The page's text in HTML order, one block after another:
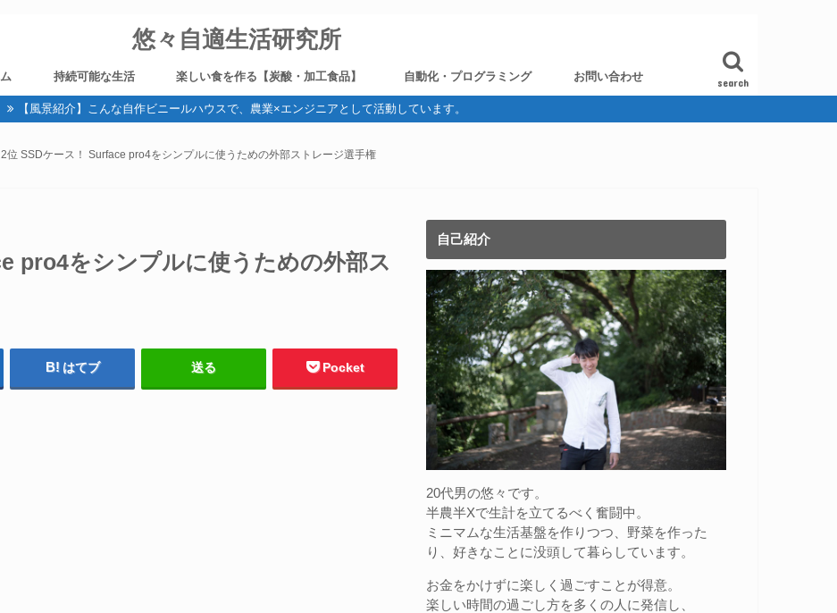
悠々自適生活研究所
search
持続可能な生活
野菜作り
健康
ガジェット・デジタル機器
旅
ブログ運営
楽しい食を作る【炭酸・加工食品】
燻製
炭酸
ビール造り
自動化・プログラミング
電気
お問い合わせ
【風景紹介】こんな自作ビニールハウスで、農業×エンジニアとして活動しています。
2位 SSDケース！ Surface pro4をシンプルに使うための外部ストレージ選手権
pro4をシンプルに使うための外部ス
はてブ 送る Pocket
自己紹介
20代男の悠々です。
半農半Xで生計を立てるべく奮闘中。
ミニマムな生活基盤を作りつつ、野菜を作った
り、好きなことに没頭して暮らしています。
お金をかけずに楽しく過ごすことが得意。
楽しい時間の過ごし方を多くの人に発信し、